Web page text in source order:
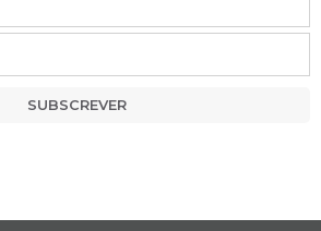
SUBSCREVER